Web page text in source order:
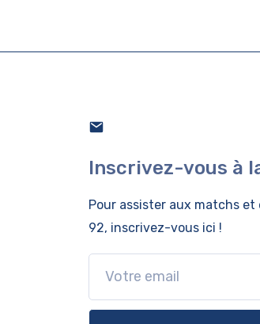
Inscrivez-vous à
Pour assister aux matchs et
92, inscrivez-vous ici !